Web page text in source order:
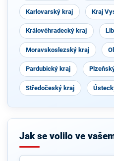
Karlovarský kraj Kraj
Královéhradecký kraj
Moravskoslezský kraj
Pardubický kraj
Středočeský kraj
Jak se volilo ve